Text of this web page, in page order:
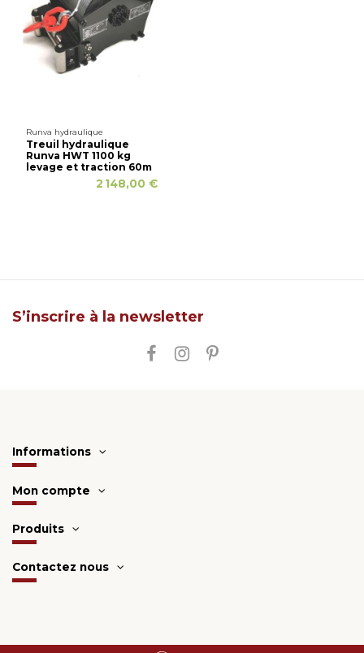
Runva hydraulique
Treuil hydraulique
Runva HWT 1100 kg
levage et traction 60m
2 148,00 €
S’inscrire à la newsletter
Informations
Mon compte
Produits
Contactez nous